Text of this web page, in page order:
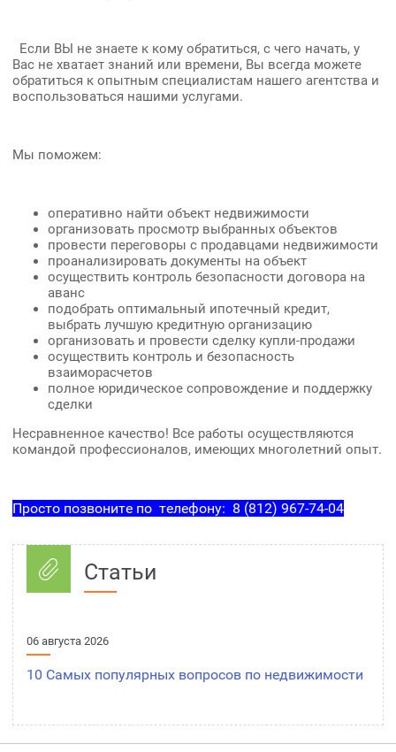
Новостройке
комнаты
Участка,
дачи,
комнаты
ИЛИ
Квартиры
продажи
квартиры
Если ВЫ не знаете к кому обратиться, с чего начать, у
Вас не хватает знаний или времени, Вы всегда можете
обратиться к опытным специалистам нашего агентства и
воспользоваться нашими услугами.
Мы поможем:
оперативно найти объект недвижимости
организовать просмотр выбранных объектов
провести переговоры с продавцами недвижимости
проанализировать документы на объект
осуществить контроль безопасности договора на
аванс
подобрать оптимальный ипотечный кредит,
выбрать лучшую кредитную организацию
организовать и провести сделку купли-продажи
осуществить контроль и безопасность
взаиморасчетов
полное юридическое сопровождение и поддержку
сделки
Несравненное качество! Все работы осуществляются
командой профессионалов, имеющих многолетний опыт.
Просто позвоните по телефону: 8 (812) 967-74-04
Статьи
06 августа 2026
10 Самых популярных вопросов по недвижимости